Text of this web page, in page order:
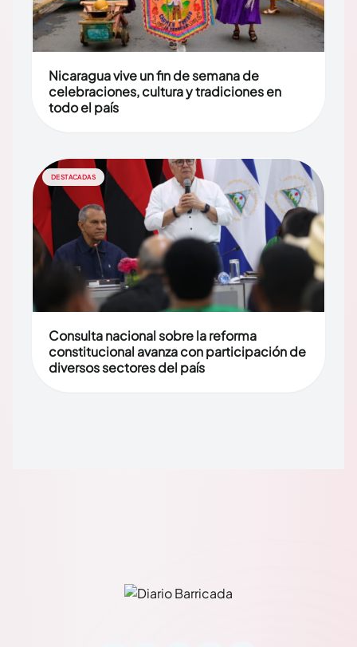
Nicaragua vive un fin de semana de
celebraciones, cultura y tradiciones en
todo el país
DESTACADAS
Consulta nacional sobre la reforma
constitucional avanza con participación de
diversos sectores del país